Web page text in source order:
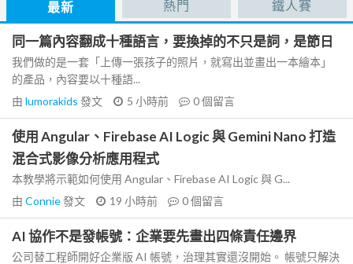
最新 熱門 鐵人賽
同一篇內容翻成十種語言，要換掉的不只是詞，是節日
我們做的是一套「上傳一張孩子的照片，就寫出並畫出一本繪本」
的產品，內容要以十種語...
由 lumorakids 發文 5 小時前 0個留言
使用 Angular、Firebase AI Logic 與 Gemini Nano 打造
混合式影像分析應用程式
本教學將示範如何使用 Angular、Firebase AI Logic 與 G...
由 Connie發文 19 小時前 0個留言
AI 協作不是發帳號：企業要先畫出四條責任邊界
公司替工程師開好企業版 AI 帳號，治理其實還沒開始。 帳號只解決